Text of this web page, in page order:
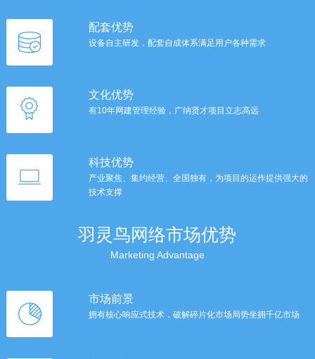
配套优势
设备自主研发，配套自成体系满足用户各种需求
文化优势
有10年网建管理经验，广纳贤才项目立志高远
科技优势
产业聚焦、集约经营、全国独有，为项目的运作提供强大的
技术支撑
羽灵鸟网络市场优势
Marketing Advantage
市场前景
拥有核心响应式技术，破解碎片化市场局势坐拥千亿市场